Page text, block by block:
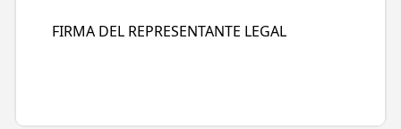
FIRMA DEL REPRESENTANTE LEGAL